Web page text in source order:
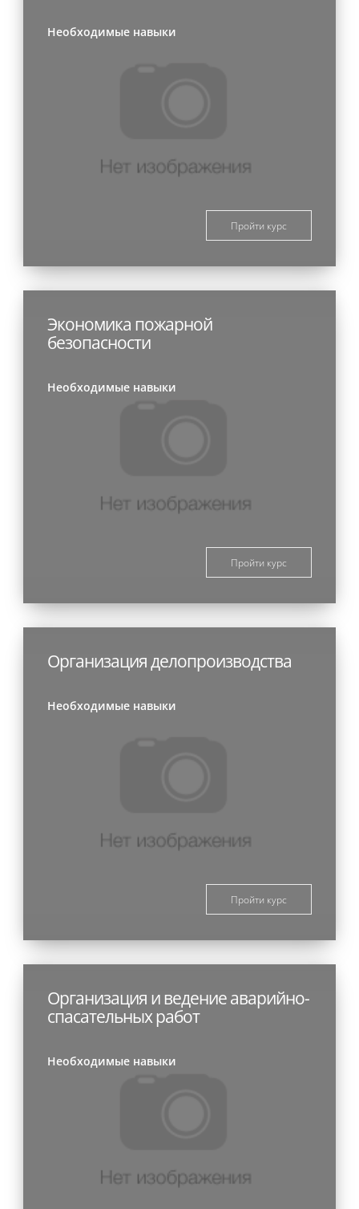
Необходимые навыки
Пройти курс
Экономика пожарной
безопасности
Необходимые навыки
Пройти курс
Организация делопроизводства
Необходимые навыки
Пройти курс
Организация и ведение аварийно-
спасательных работ
Необходимые навыки